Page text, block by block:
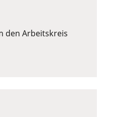
den Arbeitskreis